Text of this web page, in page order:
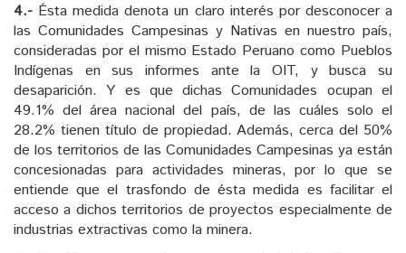
4.- Ésta medida denota un claro interés por desconocer a
las Comunidades Campesinas y Nativas en nuestro país,
consideradas por el mismo Estado Peruano como Pueblos
Indígenas en sus informes ante la OIT, y busca su
desaparición. Y es que dichas Comunidades ocupan el
49.1% del área nacional del país, de las cuáles solo el
28.2% tienen título de propiedad. Además, cerca del 50%
de los territorios de las Comunidades Campesinas ya están
concesionadas para actividades mineras, por lo que se
entiende que el trasfondo de ésta medida es facilitar el
acceso a dichos territorios de proyectos especialmente de
industrias extractivas como la minera.